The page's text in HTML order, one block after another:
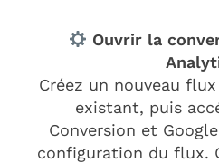
Ouvrir la
Créez un nouveau
existant, puis
Conversion et
configuration du flux.